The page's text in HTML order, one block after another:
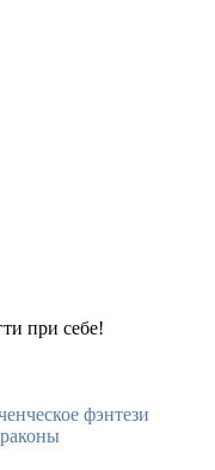
при себе!
фэнтези